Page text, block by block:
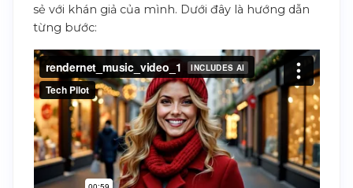
sẻ với khán giả của mình. Dưới đây là hướng dẫn
từng bước: